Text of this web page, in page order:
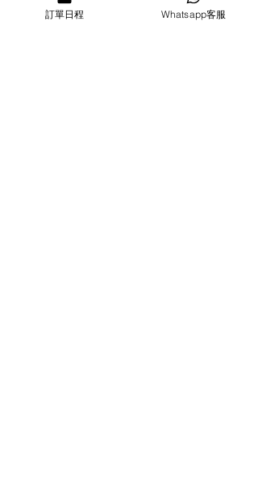
​積分計
訂單日程 Whatsapp客服